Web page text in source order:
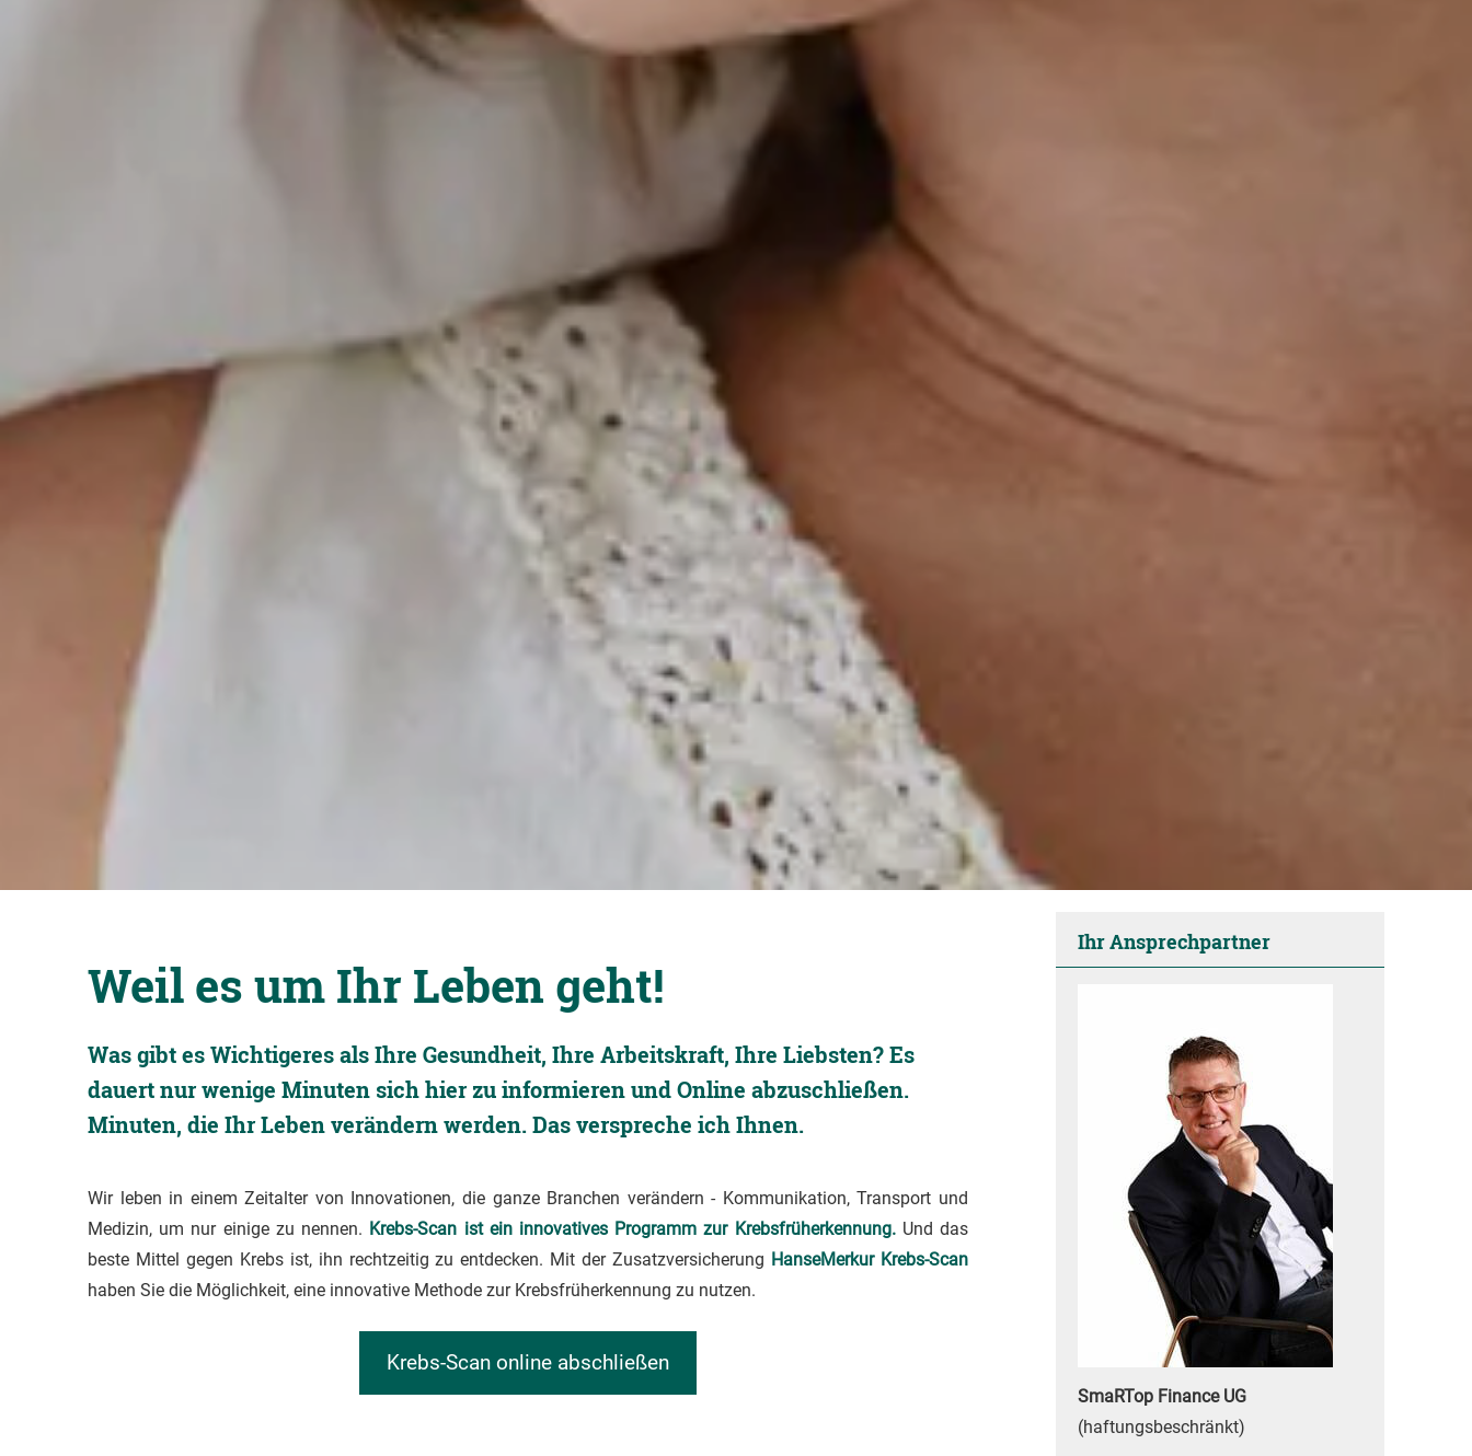
Ihr Ansprechpartner
SmaRTop Finance UG
(haftungsbeschränkt)
Weil es um Ihr Leben geht!
Was gibt es Wichtigeres als Ihre Gesundheit, Ihre Arbeitskraft, Ihre Liebsten? Es
dauert nur wenige Minuten sich hier zu informieren und Online abzuschließen.
Minuten, die Ihr Leben verändern werden. Das verspreche ich Ihnen.
Wir leben in einem Zeitalter von Innovationen, die ganze Branchen verändern - Kommunikation, Transport und
Medizin, um nur einige zu nennen. Krebs-Scan ist ein innovatives Programm zur Krebsfrüherkennung. Und das
beste Mittel gegen Krebs ist, ihn rechtzeitig zu entdecken. Mit der Zusatzversicherung HanseMerkur Krebs-Scan
haben Sie die Möglichkeit, eine innovative Methode zur Krebsfrüherkennung zu nutzen.
Krebs-Scan online abschließen